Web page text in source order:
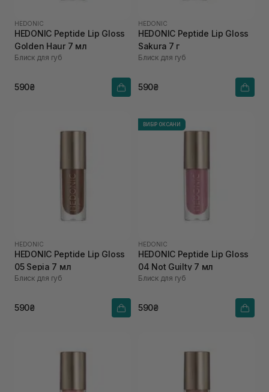
HEDONIC
HEDONIC Peptide Lip Gloss
Golden Haur 7 мл
Блиск для губ
590₴
HEDONIC
HEDONIC Peptide Lip Gloss
Sakura 7 г
Блиск для губ
590₴
HEDONIC
HEDONIC Peptide Lip Gloss
05 Sepia 7 мл
Блиск для губ
590₴
ВИБІР ОКСАНИ
HEDONIC
HEDONIC Peptide Lip Gloss
04 Not Guilty 7 мл
Блиск для губ
590₴